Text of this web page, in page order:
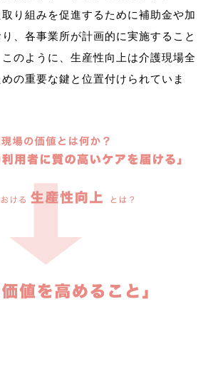
り組みを促進するために補助金や加
、各事業所が計画的に実施すること
のように、生産性向上は介護現場全
の重要な鍵と位置付けられていま